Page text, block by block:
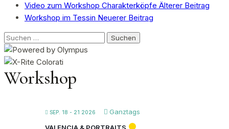
Video zum Workshop Charakterköpfe Älterer Beitrag
Workshop im Tessin Neuerer Beitrag
Suchen
nach:
Workshop
SEP. 18 - 21 2026
Ganztags